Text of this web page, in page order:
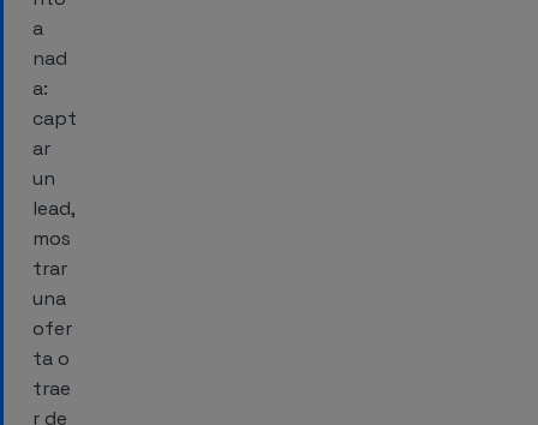
a
nad
a:
capt
ar
un
lead,
mos
trar
una
ofer
ta o
trae
r de